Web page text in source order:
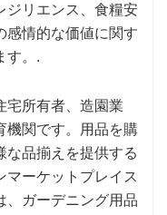
ジリエンス、食糧安
感情的な価値に関す
す。.
宅所有者、造園業
機関です。用品を購
な品揃えを提供する
マーケットプレイス
、ガーデニング用品